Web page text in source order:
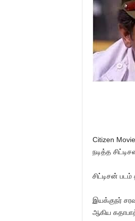
Citizen
நடித்த
சிட்டிசன்
இயக்குநர்
ஆகிய